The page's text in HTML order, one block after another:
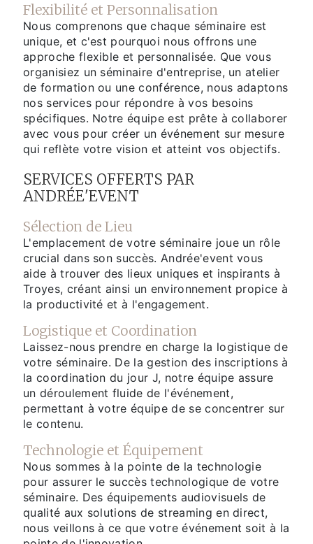
Flexibilité et Personnalisation
Nous comprenons que chaque séminaire est
unique, et c'est pourquoi nous offrons une
approche flexible et personnalisée. Que vous
organisiez un séminaire d'entreprise, un atelier
de formation ou une conférence, nous adaptons
nos services pour répondre à vos besoins
spécifiques. Notre équipe est prête à collaborer
avec vous pour créer un événement sur mesure
qui reflète votre vision et atteint vos objectifs.
SERVICES OFFERTS PAR
ANDRÉE'EVENT
Sélection de Lieu
L'emplacement de votre séminaire joue un rôle
crucial dans son succès. Andrée'event vous
aide à trouver des lieux uniques et inspirants à
Troyes, créant ainsi un environnement propice à
la productivité et à l'engagement.
Logistique et Coordination
Laissez-nous prendre en charge la logistique de
votre séminaire. De la gestion des inscriptions à
la coordination du jour J, notre équipe assure
un déroulement fluide de l'événement,
permettant à votre équipe de se concentrer sur
le contenu.
Technologie et Équipement
Nous sommes à la pointe de la technologie
pour assurer le succès technologique de votre
séminaire. Des équipements audiovisuels de
qualité aux solutions de streaming en direct,
nous veillons à ce que votre événement soit à la